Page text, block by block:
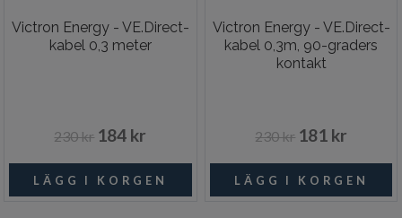
Victron Energy - VE.Direct-
kabel 0,3 meter
230 kr 184 kr
Victron Energy - VE.Direct-
kabel 0,3m, 90-graders
kontakt
230 kr 181 kr